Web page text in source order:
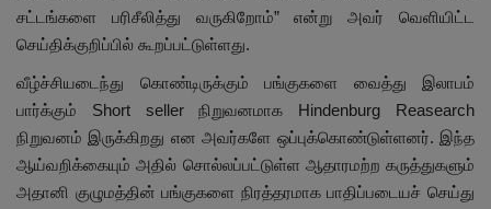
சட்டங்களை பரிசீலித்து வருகிறோம்” என்று அவர் வெளியிட்ட
செய்திக்குறிப்பில் கூறப்பட்டுள்ளது.
வீழ்ச்சியடைந்து கொண்டிருக்கும் பங்குகளை வைத்து இலாபம்
பார்க்கும் Short seller நிறுவனமாக Hindenburg Reasearch
நிறுவனம் இருக்கிறது என அவர்களே ஒப்புக்கொண்டுள்ளனர். இந்த
ஆய்வறிக்கையும் அதில் சொல்லப்பட்டுள்ள ஆதாரமற்ற கருத்துகளும்
அதானி குழுமத்தின் பங்குகளை நிரத்தரமாக பாதிப்படையச் செய்து